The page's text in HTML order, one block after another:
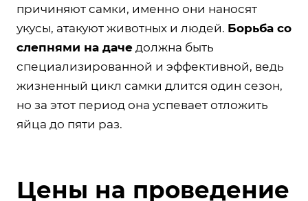
причиняют самки, именно они наносят
укусы, атакуют животных и людей. Борьба со
слепнями на даче должна быть
специализированной и эффективной, ведь
жизненный цикл самки длится один сезон,
но за этот период она успевает отложить
яйца до пяти раз.
Цены на проведение